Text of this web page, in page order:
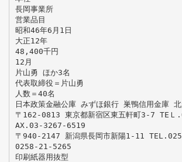
長岡事業所
営業品目
昭和46年6月1日
大正12年
48,400千円
12月
片山勇 ほか3名
代表取締役＝片山勇
人数＝40名
日本政策金融公庫 みずほ銀行 巣鴨信用金庫
〒162-0813 東京都新宿区東五軒町3-7 TE
AX.03-3267-6519
〒940-2147 新潟県長岡市新陽1-11
0258-21-5265
印刷紙器用抜型